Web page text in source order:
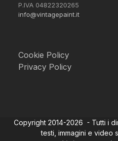
P.IVA 04822320265
info@vintagepaint.it
Cookie Policy
Privacy Policy
Copyright 2014-2026 - Tutti i
testi, immagini e video